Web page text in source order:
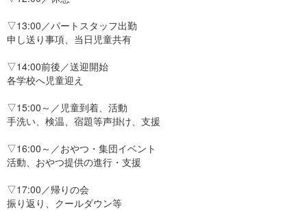
▽13:00／パートスタッフ出勤
申し送り事項、当日児童共有
▽14:00前後／送迎開始
各学校へ児童迎え
▽15:00～／児童到着、活動
手洗い、検温、宿題等声掛け、支援
▽16:00～／おやつ・集団イベント
活動、おやつ提供の進行・支援
▽17:00／帰りの会
振り返り、クールダウン等